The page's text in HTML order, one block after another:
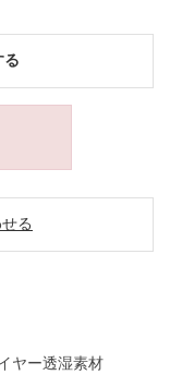
る
る
ヤー透湿素材